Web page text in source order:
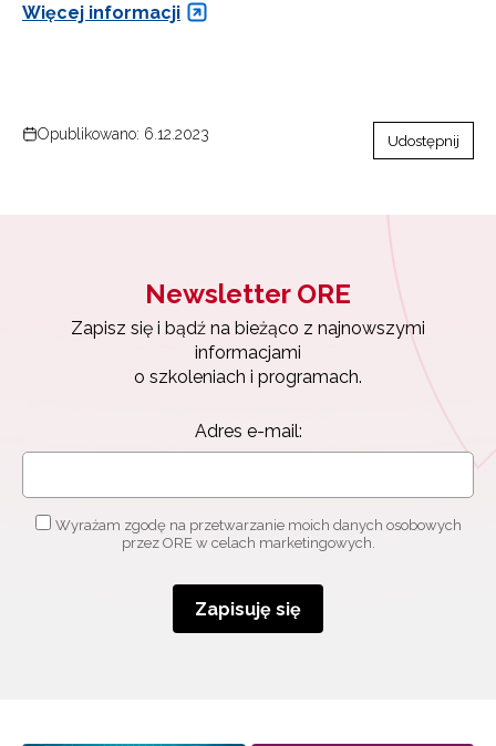
Więcej informacji
Opublikowano: 6.12.2023 Udostępnij
Newsletter ORE
Zapisz się i bądź na bieżąco z najnowszymi
informacjami
o szkoleniach i programach.
Adres e-mail:
Wyrażam zgodę na przetwarzanie moich danych osobowych
przez ORE w celach marketingowych.
Zapisuję się